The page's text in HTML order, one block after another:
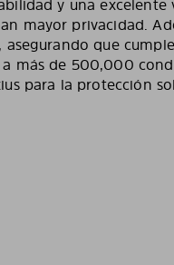
y una
mayor privacidad.
asegurando que
más de 500,000
para la protección